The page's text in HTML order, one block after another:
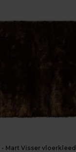
- Mart Visser vloerkleed